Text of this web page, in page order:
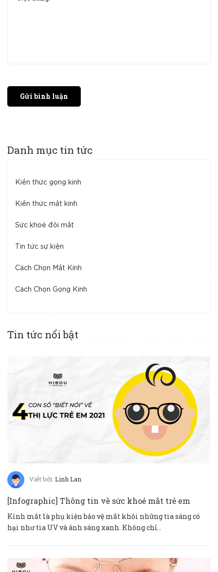
Gửi bình luận
Danh mục tin tức
Kiến thức gọng kính
Kiến thức mắt kính
Sức khoẻ đôi mắt
Tin tức sự kiện
Cách Chọn Mắt Kính
Cách Chọn Gọng Kính
Tin tức nổi bật
Viết bởi: Linh Lan
[Infographic] Thông tin về sức khoẻ mắt trẻ em
Kính mắt là phụ kiện bảo vệ mắt khỏi những tia sáng có
hại như tia UV và ánh sáng xanh. Không chỉ...